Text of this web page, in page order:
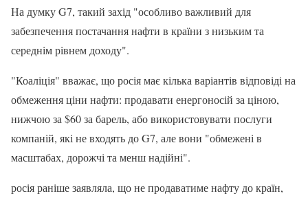
На думку G7, такий захід "особливо важливий для
забезпечення постачання нафти в країни з низьким та
середнім рівнем доходу".
"Коаліція" вважає, що росія має кілька варіантів відповіді на
обмеження ціни нафти: продавати енергоносій за ціною,
нижчою за $60 за барель, або використовувати послуги
компаній, які не входять до G7, але вони "обмежені в
масштабах, дорожчі та менш надійні".
росія раніше заявляла, що не продаватиме нафту до країн,